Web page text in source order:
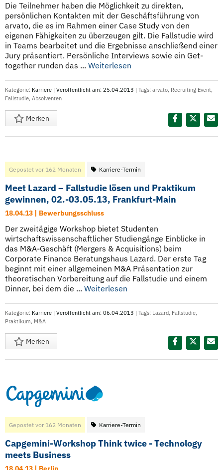
Die Teilnehmer haben die Möglichkeit zu direkten,
persönlichen Kontakten mit der Geschäftsführung von
arvato, die es im Rahmen einer Case Study von den
eigenen Fähigkeiten zu überzeugen gilt. Die Fallstudie wird
in Teams bearbeitet und die Ergebnisse anschließend einer
Jury präsentiert. Persönliche Interviews sowie ein Get-
together runden das ... Weiterlesen
Kategorie: Karriere | Veröffentlicht am: 25.04.2013 | Tags: arvato, Recruiting Event,
Fallstudie, Absolventen
Merken
Gepostet vor 162 Monaten Karriere-Termin
Meet Lazard – Fallstudie lösen und Praktikum
gewinnen, 02.-03.05.13, Frankfurt-Main
18.04.13 | Bewerbungsschluss
Der zweitägige Workshop bietet Studenten
wirtschaftswissenschaftlicher Studiengänge Einblicke in
das M&A-Geschäft (Mergers & Acquisitions) beim
Corporate Finance Beratungshaus Lazard. Der erste Tag
beginnt mit einer allgemeinen M&A Präsentation zur
theoretischen Vorbereitung auf die Fallstudie und einem
Dinner, bei dem die ... Weiterlesen
Kategorie: Karriere | Veröffentlicht am: 06.04.2013 | Tags: Lazard, Fallstudie,
Praktikum, M&A
Merken
Gepostet vor 162 Monaten Karriere-Termin
Capgemini-Workshop Think twice - Technology
meets Business